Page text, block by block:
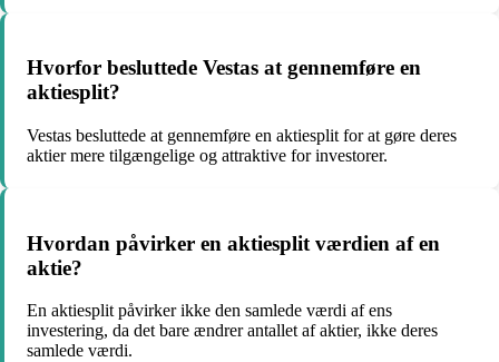
Hvorfor besluttede Vestas at gennemføre en
aktiesplit?
Vestas besluttede at gennemføre en aktiesplit for at gøre deres
aktier mere tilgængelige og attraktive for investorer.
Hvordan påvirker en aktiesplit værdien af en
aktie?
En aktiesplit påvirker ikke den samlede værdi af ens
investering, da det bare ændrer antallet af aktier, ikke deres
samlede værdi.